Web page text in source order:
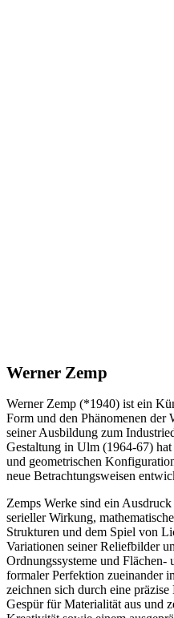
Werner Zemp
Werner Zemp (*1940) ist ein
Form und den Phänomenen der
seiner Ausbildung zum
Gestaltung in Ulm (1964-67)
und geometrischen
neue Betrachtungsweisen
Zemps Werke sind ein
serieller Wirkung,
Strukturen und dem Spiel von
Variationen seiner Reliefbilder
Ordnungssysteme und Flächen-
formaler Perfektion zueinander
zeichnen sich durch eine
Gespür für Materialität aus und